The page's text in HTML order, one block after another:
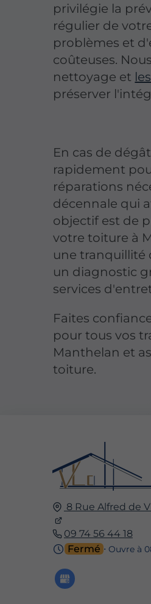
privilégie la
régulier de
problèmes et
coûteuses.
nettoyage et
préserver
En cas de
rapidement
réparations
décennale qui
objectif est de
votre toiture à
une tranquillité
un diagnostic
services
Faites
pour tous vos
Manthelan et
toiture.
8 Rue Alfred de
09 74 56 44 18
Fermé ⋅ Ouvre à